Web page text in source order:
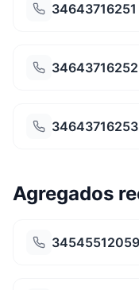
34643716251
34643716252
34643716253
Agregados